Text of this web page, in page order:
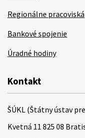
Regionálne pracoviská
Bankové spojenie
Úradné hodiny
Kontakt
ŠÚKL (Štátny ústav
Kvetná 11 825 08